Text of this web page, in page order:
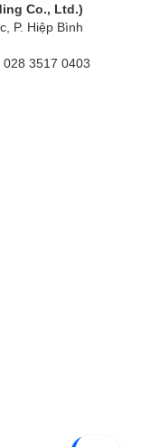
Co., Ltd.)
P. Hiệp Bình
028 3517 0403